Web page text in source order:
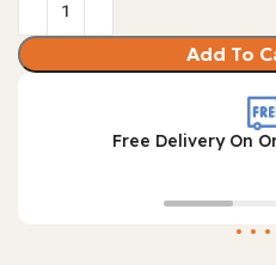
Add To
Free Delivery On